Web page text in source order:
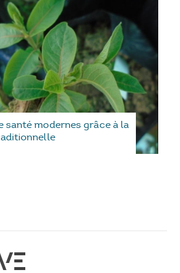
santé modernes grâce à la